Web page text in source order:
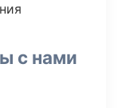
с нами